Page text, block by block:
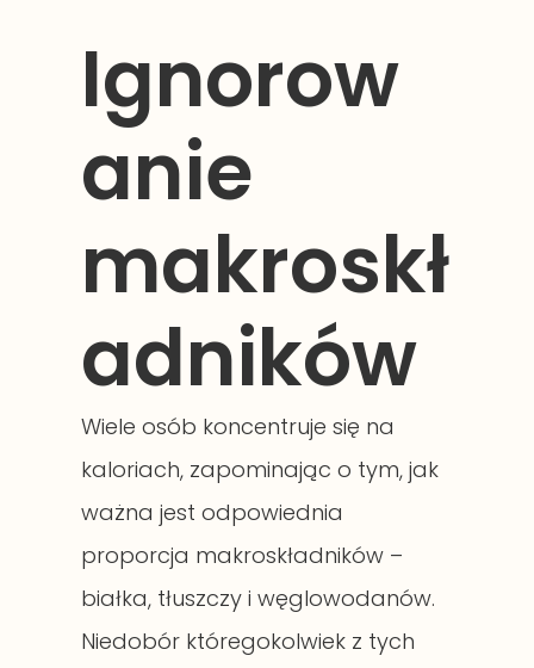
Ignorow
anie
makroskł
adników
Wiele osób koncentruje się na
kaloriach, zapominając o tym, jak
ważna jest odpowiednia
proporcja makroskładników –
białka, tłuszczy i węglowodanów.
Niedobór któregokolwiek z tych